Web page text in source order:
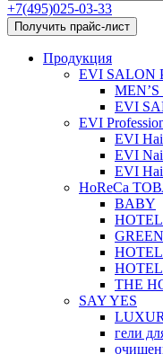
+7(495)025-03-33
Получить прайс-лист
Продукция
EVI SALON
EVI
EVI
EVI
EVI
EVI
HoReCa
BABY
THE
SAY YES
гели